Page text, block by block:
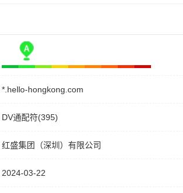
*.hello-hongkong.com
DV通配符(395)
红盛集团（深圳）有限公司
2024-03-22